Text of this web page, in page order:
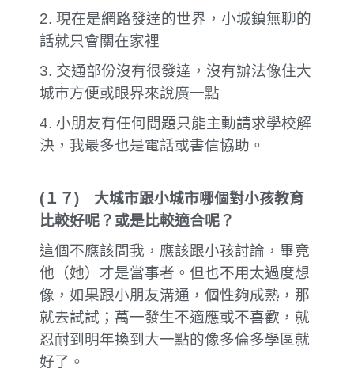
2. 現在是網路發達的世界，小城鎮無聊的
話就只會關在家裡
3. 交通部份沒有很發達，沒有辦法像住大
城市方便或眼界來說廣一點
4. 小朋友有任何問題只能主動請求學校解
決，我最多也是電話或書信協助。
(１７) 大城市跟小城市哪個對小孩教育
比較好呢？或是比較適合呢？
這個不應該問我，應該跟小孩討論，畢竟
他（她）才是當事者。但也不用太過度想
像，如果跟小朋友溝通，個性夠成熟，那
就去試試；萬一發生不適應或不喜歡，就
忍耐到明年換到大一點的像多倫多學區就
好了。